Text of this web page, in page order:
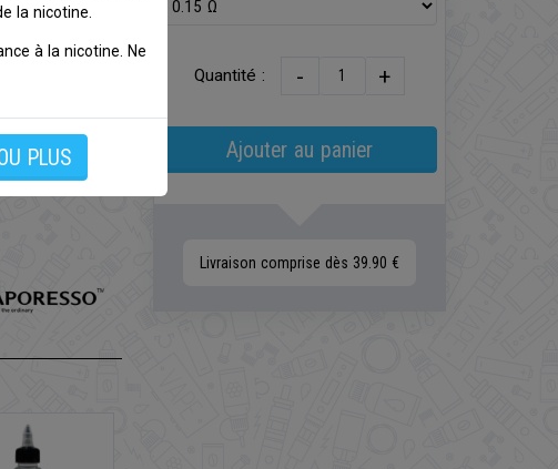
entre 45-
entre 20-
Quantité : - +
Ajouter au panier
Livraison comprise dès 39.90 €
la nicotine.
à la nicotine. Ne
PLUS